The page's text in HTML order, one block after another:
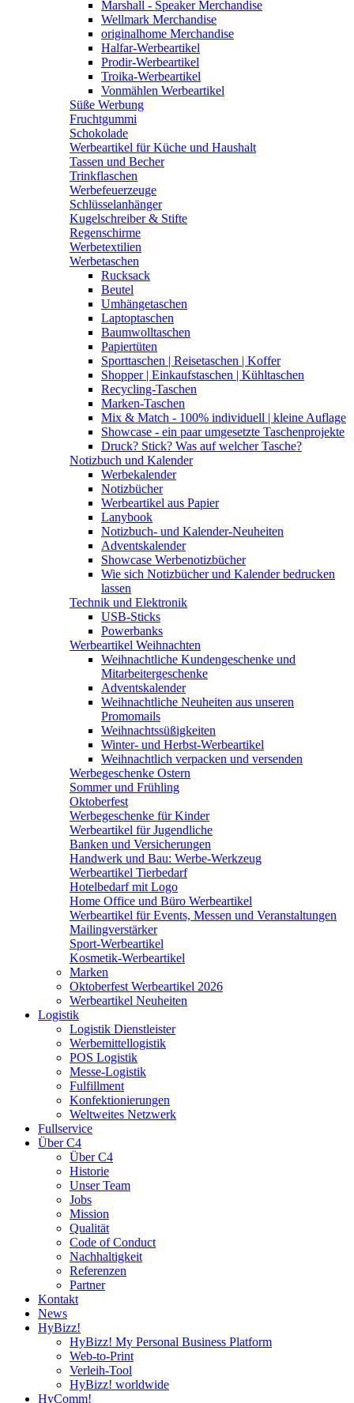
Marshall - Speaker Merchandise
Wellmark Merchandise
originalhome Merchandise
Halfar-Werbeartikel
Prodir-Werbeartikel
Troika-Werbeartikel
Vonmählen Werbeartikel
Süße Werbung
Fruchtgummi
Schokolade
Werbeartikel für Küche und Haushalt
Tassen und Becher
Trinkflaschen
Werbefeuerzeuge
Schlüsselanhänger
Kugelschreiber & Stifte
Regenschirme
Werbetextilien
Werbetaschen
Rucksack
Beutel
Umhängetaschen
Laptoptaschen
Baumwolltaschen
Papiertüten
Sporttaschen | Reisetaschen | Koffer
Shopper | Einkaufstaschen | Kühltaschen
Recycling-Taschen
Marken-Taschen
Mix & Match - 100% individuell | kleine Auflage
Showcase - ein paar umgesetzte Taschenprojekte
Druck? Stick? Was auf welcher Tasche?
Notizbuch und Kalender
Werbekalender
Notizbücher
Werbeartikel aus Papier
Lanybook
Notizbuch- und Kalender-Neuheiten
Adventskalender
Showcase Werbenotizbücher
Wie sich Notizbücher und Kalender bedrucken
lassen
Technik und Elektronik
USB-Sticks
Powerbanks
Werbeartikel Weihnachten
Weihnachtliche Kundengeschenke und
Mitarbeitergeschenke
Adventskalender
Weihnachtliche Neuheiten aus unseren
Promomails
Weihnachtssüßigkeiten
Winter- und Herbst-Werbeartikel
Weihnachtlich verpacken und versenden
Werbegeschenke Ostern
Sommer und Frühling
Oktoberfest
Werbegeschenke für Kinder
Werbeartikel für Jugendliche
Banken und Versicherungen
Handwerk und Bau: Werbe-Werkzeug
Werbeartikel Tierbedarf
Hotelbedarf mit Logo
Home Office und Büro Werbeartikel
Werbeartikel für Events, Messen und Veranstaltungen
Mailingverstärker
Sport-Werbeartikel
Kosmetik-Werbeartikel
Marken
Oktoberfest Werbeartikel 2026
Werbeartikel Neuheiten
Logistik
Logistik Dienstleister
Werbemittellogistik
POS Logistik
Messe-Logistik
Fulfillment
Konfektionierungen
Weltweites Netzwerk
Fullservice
Über C4
Über C4
Historie
Unser Team
Jobs
Mission
Qualität
Code of Conduct
Nachhaltigkeit
Referenzen
Partner
Kontakt
News
HyBizz!
HyBizz! My Personal Business Platform
Web-to-Print
Verleih-Tool
HyBizz! worldwide
HyComm!